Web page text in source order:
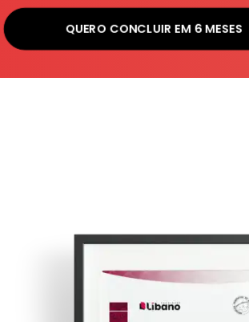
QUERO CONCLUIR EM 6 MESES